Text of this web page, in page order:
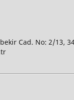
Cad. No: 2/13,